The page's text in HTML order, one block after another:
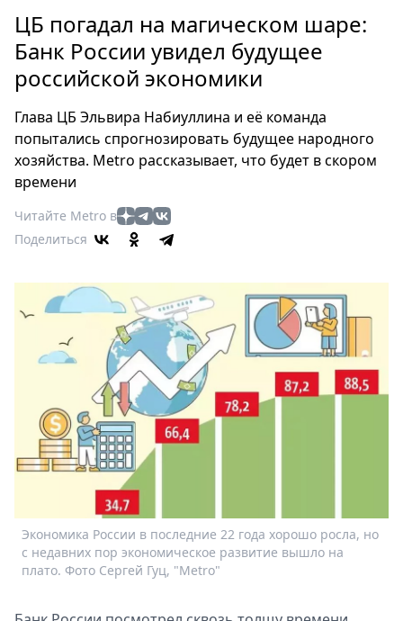
Россия
Мир
Здоровье
Туризм
Мода
Кино
Афиша
Книги
Выставки
Пресс-
релизы
Metro
Стримы
Спецпроекты
Звезды
Выборы
2026
Скачай
Metro
ЦБ погадал на магическом шаре:
Банк России увидел будущее
российской экономики
Глава ЦБ Эльвира Набиуллина и её команда
попытались спрогнозировать будущее народного
хозяйства. Metro рассказывает, что будет в скором
времени
Читайте Metro в
Поделиться
Экономика России в последние 22 года хорошо росла, но
с недавних пор экономическое развитие вышло на
плато. Фото Сергей Гуц, "Metro"